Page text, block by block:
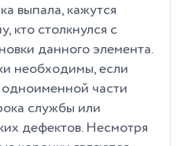
выпала, кажутся
кто столкнулся с
данного элемента.
необходимы, если
части
службы или
дефектов. Несмотря